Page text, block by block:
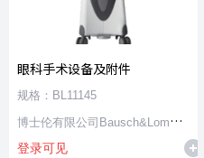
眼科手术设备及附件
规格：BL11145
博士伦有限公司Bausch&Lomb
Incorporated
登录可见